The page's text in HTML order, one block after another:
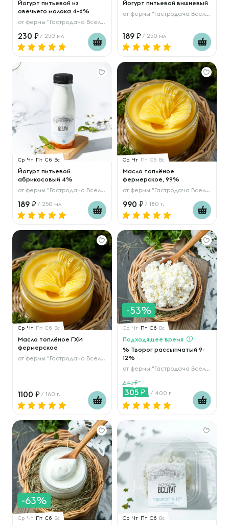
Йогурт питьевой из
овечьего молока 4-6%
от фермы "Гастродача Вселуг"
230 / 250 мл
Йогурт питьевой вишневый
от фермы "Гастродача Вселуг"
189 / 250 мл
Ср Чт Пт Сб Вс
Йогурт питьевой
абрикосовый 4%
от фермы "Гастродача Вселуг"
189 / 250 мл
Ср Чт Пт Сб Вс
Масло топлёное
фермерское, 99%
от фермы "Гастродача Вселуг"
990 / 180 г.
Ср Чт Пт Сб Вс
Масло топлёное ГХИ
фермерское
от фермы "Гастродача Вселуг"
1100 / 160 г.
-53%
Ср Чт Пт Сб Вс
Подходящее время
% Творог рассыпчатый 9-
12%
от фермы "Гастродача Вселуг"
645
305 / 400 г
-63%
Ср Чт Пт Сб Вс Ср Чт Пт Сб Вс